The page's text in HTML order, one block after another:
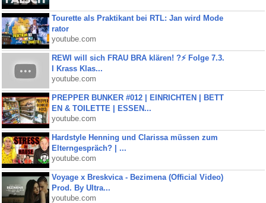
Tourette als Praktikant bei RTL: Jan wird Mode
rator
youtube.com
REWI will sich FRAU BRA klären! ?⚡️ Folge 7.3.
I Krass Klas...
youtube.com
PREPPER BUNKER #012 | EINRICHTEN | BETT
EN & TOILETTE | ESSEN...
youtube.com
Hardstyle Henning und Clarissa müssen zum
Elterngespräch? | ...
youtube.com
Voyage x Breskvica - Bezimena (Official Video)
Prod. By Ultra...
youtube.com